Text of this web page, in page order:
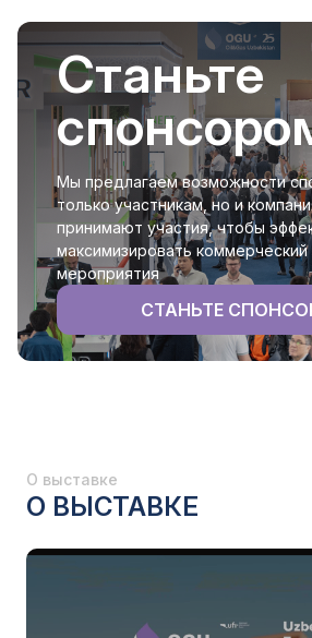
Станьте
Мы предлагаем возможности
только участникам, но и
принимают участия, чтобы
максимизировать
мероприятия
СТАНЬТЕ
О выставке
О ВЫСТАВКЕ